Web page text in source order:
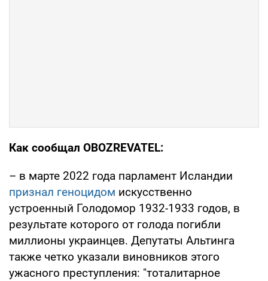
Как сообщал OBOZREVATEL:
– в марте 2022 года парламент Исландии
признал геноцидом искусственно
устроенный Голодомор 1932-1933 годов, в
результате которого от голода погибли
миллионы украинцев. Депутаты Альтинга
также четко указали виновников этого
ужасного преступления: "тоталитарное